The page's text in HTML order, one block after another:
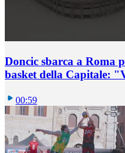
Doncic sbarca a Roma
basket della Capitale:
00:59